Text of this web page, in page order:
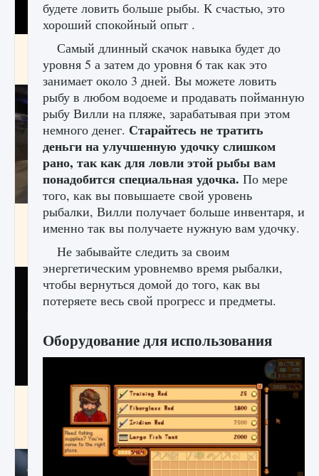
Как получить Thunder Egg в Stardew Valley
9 августа 2024 1 244 0 0
Как исправить неработающие награды For
Honor
9 августа 2024 1 205 0
Как разблокировать чертеж счастливого
оружия в MW3 и Warzone
9 августа 2024 1 151 0 0
будете ловить больше рыбы. К счастью, это
хороший спокойный опыт .
Самый длинный скачок навыка будет до
уровня 5 а затем до уровня 6 так как это
занимает около 3 дней. Вы можете ловить
рыбу в любом водоеме и продавать пойманную
рыбу Вилли на пляже, зарабатывая при этом
немного денег. Старайтесь не тратить
деньги на улучшенную удочку слишком
рано, так как для ловли этой рыбы вам
понадобится специальная удочка. По мере
того, как вы повышаете свой уровень
рыбалки, Вилли получает больше инвентаря, и
именно так вы получаете нужную вам удочку.
Не забывайте следить за своим
энергетическим уровнемво время рыбалки,
чтобы вернуться домой до того, как вы
потеряете весь свой прогресс и предметы.
Оборудование для использования